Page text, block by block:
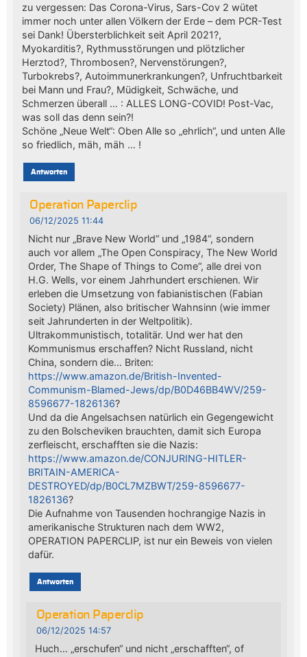
zu vergessen: Das Corona-Virus, Sars-Cov 2 wütet
immer noch unter allen Völkern der Erde – dem PCR-Test
sei Dank! Übersterblichkeit seit April 2021?,
Myokarditis?, Rythmusstörungen und plötzlicher
Herztod?, Thrombosen?, Nervenstörungen?,
Turbokrebs?, Autoimmunerkrankungen?, Unfruchtbarkeit
bei Mann und Frau?, Müdigkeit, Schwäche, und
Schmerzen überall … : ALLES LONG-COVID! Post-Vac,
was soll das denn sein?!
Schöne „Neue Welt“: Oben Alle so „ehrlich“, und unten Alle
so friedlich, mäh, mäh … !
Antworten
Operation Paperclip
06/12/2025 11:44
Nicht nur „Brave New World“ und „1984“, sondern
auch vor allem „The Open Conspiracy, The New World
Order, The Shape of Things to Come“, alle drei von
H.G. Wells, vor einem Jahrhundert erschienen. Wir
erleben die Umsetzung von fabianistischen (Fabian
Society) Plänen, also britischer Wahnsinn (wie immer
seit Jahrunderten in der Weltpolitik).
Ultrakommunistisch, totalitär. Und wer hat den
Kommunismus erschaffen? Nicht Russland, nicht
China, sondern die… Briten:
https://www.amazon.de/British-Invented-
Communism-Blamed-Jews/dp/B0D46BB4WV/259-
8596677-1826136?
Und da die Angelsachsen natürlich ein Gegengewicht
zu den Bolscheviken brauchten, damit sich Europa
zerfleischt, erschafften sie die Nazis:
https://www.amazon.de/CONJURING-HITLER-
BRITAIN-AMERICA-
DESTROYED/dp/B0CL7MZBWT/259-8596677-
1826136?
Die Aufnahme von Tausenden hochrangige Nazis in
amerikanische Strukturen nach dem WW2,
OPERATION PAPERCLIP, ist nur ein Beweis von vielen
dafür.
Antworten
Operation Paperclip
06/12/2025 14:57
Huch… „erschufen“ und nicht „erschafften“, of